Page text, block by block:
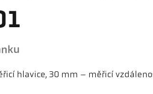
hlavice, 30 mm – měřicí